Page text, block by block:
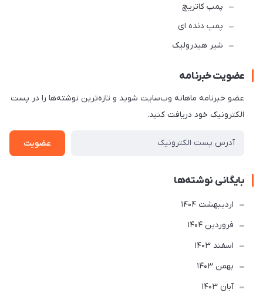
پمپ کاتریچ
پمپ دنده ای
شیر هیدرولیک
عضویت خبرنامه
عضو خبرنامه ماهانه وب‌سایت شوید و تازه‌ترین نوشته‌ها را در پست
الکترونیک خود دریافت کنید.
عضویت
بایگانی نوشته‌ها
ارديبهشت 1404
فروردین 1404
اسفند 1403
بهمن 1403
آبان 1403